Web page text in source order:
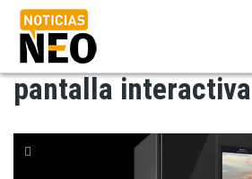
Pasar
contenido
principal
pantalla interactiva